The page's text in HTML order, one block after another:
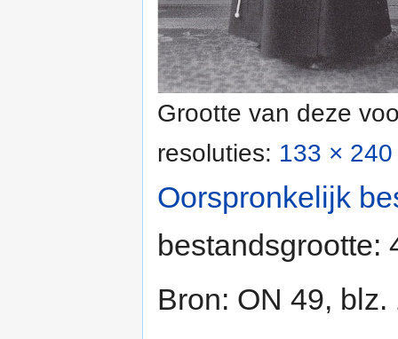
Grootte van deze
resoluties: 133 ×
Oorspronkelijk
bestandsgrootte:
Bron: ON 49, blz.